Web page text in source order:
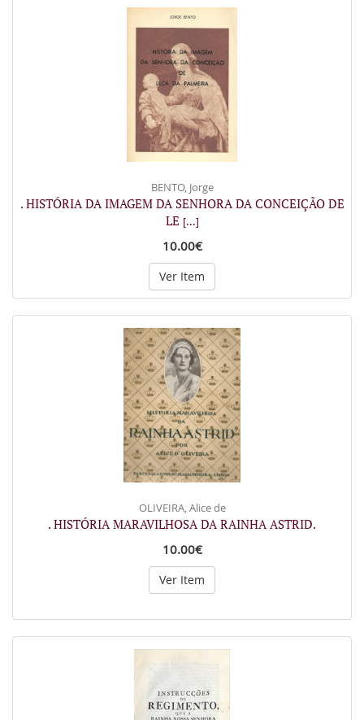
BENTO, Jorge
. HISTÓRIA DA IMAGEM DA SENHORA DA CONCEIÇÃO DE
LE [...]
10.00€
Ver Item
OLIVEIRA, Alice de
. HISTÓRIA MARAVILHOSA DA RAINHA ASTRID.
10.00€
Ver Item